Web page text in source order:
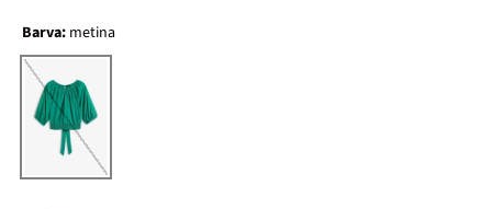
Barva: metina
metina